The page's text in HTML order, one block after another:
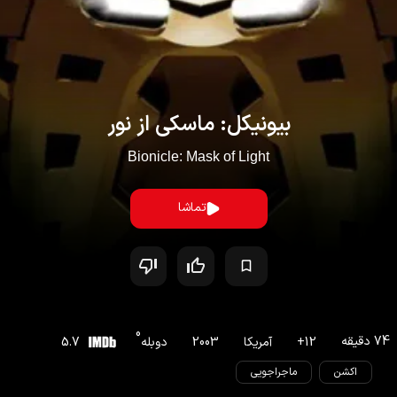
بیونیکل: ماسکی از نور
Bionicle: Mask of Light
تماشا
74 دقیقه 12
+ آمریکا 2003 دوبله0
5.7
اکشن ماجراجویی